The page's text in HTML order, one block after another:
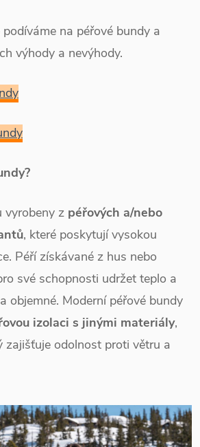
na péřové bundy a
výhody a nevýhody.
vyrobeny z péřových a/nebo
, které poskytují vysokou
Péří získávané z hus nebo
své schopnosti udržet teplo a
objemné. Moderní péřové bundy
izolaci s jinými materiály,
zajišťuje odolnost proti větru a